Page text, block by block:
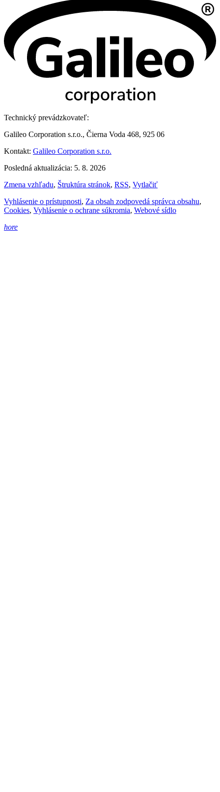
Technický prevádzkovateľ:
Galileo Corporation s.r.o., Čierna Voda 468, 925 06
Kontakt: Galileo Corporation s.r.o.
Posledná aktualizácia: 5. 8. 2026
Zmena vzhľadu, Štruktúra stránok, RSS, Vytlačiť
Vyhlásenie o prístupnosti, Za obsah zodpovedá správca obsahu,
Cookies, Vyhlásenie o ochrane súkromia, Webové sídlo
hore